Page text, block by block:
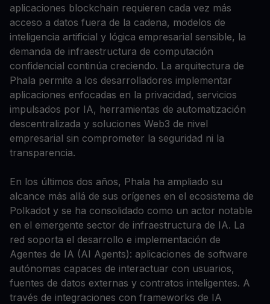
aplicaciones blockchain requieren cada vez más
acceso a datos fuera de la cadena, modelos de
inteligencia artificial y lógica empresarial sensible, la
demanda de infraestructura de computación
confidencial continúa creciendo. La arquitectura de
Phala permite a los desarrolladores implementar
aplicaciones enfocadas en la privacidad, servicios
impulsados por IA, herramientas de automatización
descentralizada y soluciones Web3 de nivel
empresarial sin comprometer la seguridad ni la
transparencia.
En los últimos dos años, Phala ha ampliado su
alcance más allá de sus orígenes en el ecosistema de
Polkadot y se ha consolidado como un actor notable
en el emergente sector de infraestructura de IA. La
red soporta el desarrollo e implementación de
Agentes de IA (AI Agents): aplicaciones de software
autónomas capaces de interactuar con usuarios,
fuentes de datos externas y contratos inteligentes. A
través de integraciones con frameworks de IA